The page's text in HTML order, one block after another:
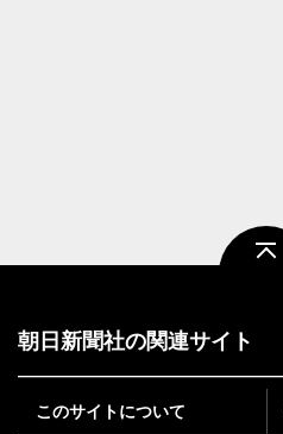
朝日新聞社の関連サイト
このサイトについて